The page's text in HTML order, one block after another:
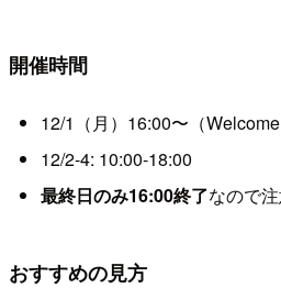
開催時間
12/1（月）16:00〜（Welcome
12/2-4: 10:00-18:00
最終日のみ16:00終了なので
おすすめの見方